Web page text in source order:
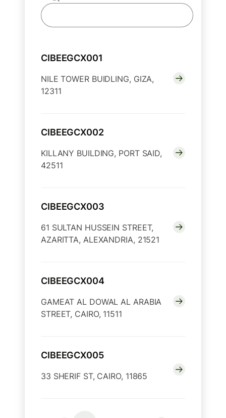
CIBEEGCX001
NILE TOWER BUIDLING, GIZA,
12311
CIBEEGCX002
KILLANY BUILDING, PORT SAID,
42511
CIBEEGCX003
61 SULTAN HUSSEIN STREET,
AZARITTA, ALEXANDRIA, 21521
CIBEEGCX004
GAMEAT AL DOWAL AL ARABIA
STREET, CAIRO, 11511
CIBEEGCX005
33 SHERIF ST, CAIRO, 11865